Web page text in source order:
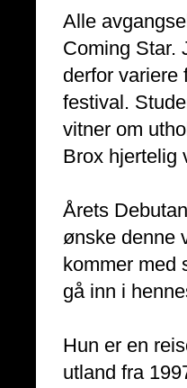
Alle
Coming Star.
derfor variere
festival.
vitner om
Brox hjertelig
Årets
ønske denne
kommer med
gå inn i
Hun er en
utland fra